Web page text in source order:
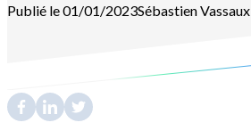
Publié le 01/01/2023SébastienVassaux